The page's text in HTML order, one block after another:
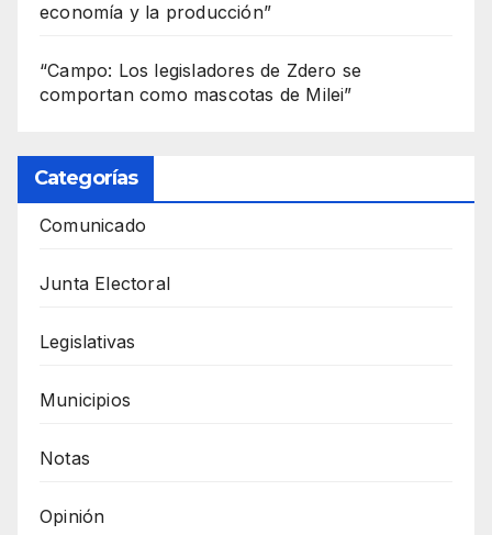
economía y la producción”
“Campo: Los legisladores de Zdero se
comportan como mascotas de Milei”
Categorías
Comunicado
Junta Electoral
Legislativas
Municipios
Notas
Opinión